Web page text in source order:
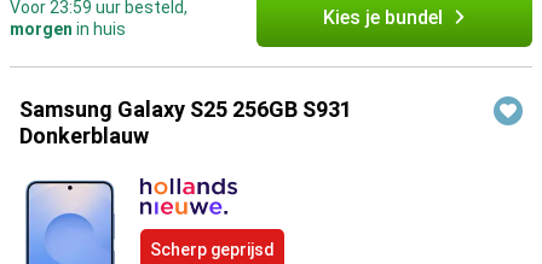
Voor 23:59 uur besteld,
morgen in huis Kies je bundel
Samsung Galaxy S25 256GB S931
Donkerblauw
Scherp geprijsd